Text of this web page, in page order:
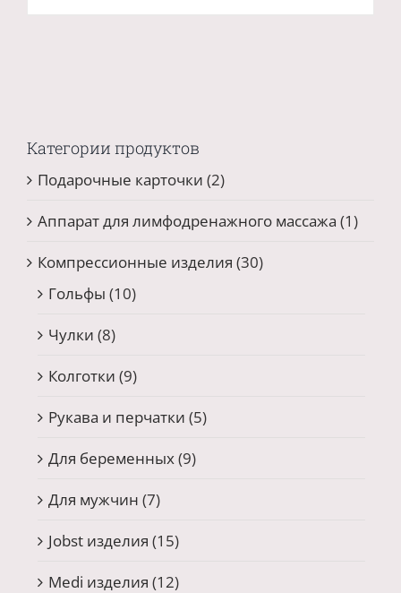
Категории продуктов
Подарочные карточки (2)
Аппарат для лимфодренажного массажа (1)
Компрессионные изделия (30)
Гольфы (10)
Чулки (8)
Колготки (9)
Рукава и перчатки (5)
Для беременных (9)
Для мужчин (7)
Jobst изделия (15)
Medi изделия (12)